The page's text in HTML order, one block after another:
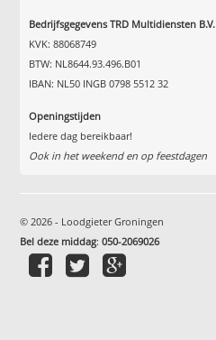
Bedrijfsgegevens TRD Multidiensten B.V.
KVK: 88068749
BTW: NL8644.93.496.B01
IBAN: NL50 INGB 0798 5512 32
Openingstijden
Iedere dag bereikbaar!
Ook in het weekend en op feestdagen
© 2026 - Loodgieter Groningen
Bel deze middag:050-2069026